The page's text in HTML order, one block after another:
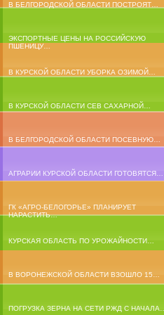
В БЕЛГОРОДСКОЙ ОБЛАСТИ ПОСТРОЯТ…
ЭКСПОРТНЫЕ ЦЕНЫ НА РОССИЙСКУЮ
ПШЕНИЦУ…
В КУРСКОЙ ОБЛАСТИ УБОРКА ОЗИМОЙ…
В КУРСКОЙ ОБЛАСТИ СЕВ САХАРНОЙ…
В БЕЛГОРОДСКОЙ ОБЛАСТИ ПОСЕВНУЮ…
АГРАРИИ КУРСКОЙ ОБЛАСТИ ГОТОВЯТСЯ…
ГК «АГРО-БЕЛОГОРЬЕ» ПЛАНИРУЕТ
НАРАСТИТЬ…
КУРСКАЯ ОБЛАСТЬ ПО УРОЖАЙНОСТИ…
В ВОРОНЕЖСКОЙ ОБЛАСТИ ВЗОШЛО 15…
ПОГРУЗКА ЗЕРНА НА СЕТИ РЖД С НАЧАЛА…